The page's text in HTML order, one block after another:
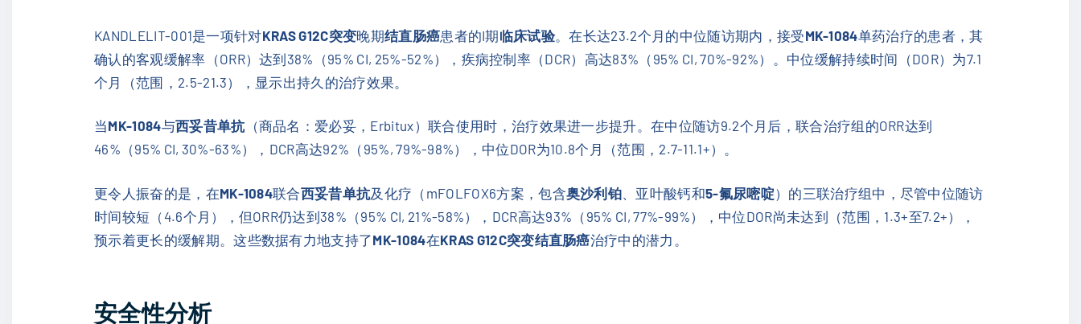
KANDLELIT-001是一项针对KRAS G12C突变晚期结直肠癌患者的I期临床试验。在长达23.2个月的中位随访期内，接受MK-1084单药治疗的患者，其
确认的客观缓解率（ORR）达到38%（95% CI, 25%-52%），疾病控制率（DCR）高达83%（95% CI, 70%-92%）。中位缓解持续时间（DOR）为7.1
个月（范围，2.5-21.3），显示出持久的治疗效果。
当MK-1084与西妥昔单抗（商品名：爱必妥，Erbitux）联合使用时，治疗效果进一步提升。在中位随访9.2个月后，联合治疗组的ORR达到
46%（95% CI, 30%-63%），DCR高达92%（95%, 79%-98%），中位DOR为10.8个月（范围，2.7-11.1+）。
更令人振奋的是，在MK-1084联合西妥昔单抗及化疗（mFOLFOX6方案，包含奥沙利铂 、亚叶酸钙和5-氟尿嘧啶）的三联治疗组中，尽管中位随访
时间较短（4.6个月），但ORR仍达到38%（95% CI, 21%-58%），DCR高达93%（95% CI, 77%-99%），中位DOR尚未达到（范围，1.3+至7.2+），
预示着更长的缓解期。这些数据有力地支持了MK-1084在KRAS G12C突变结直肠癌治疗中的潜力。
安全性分析